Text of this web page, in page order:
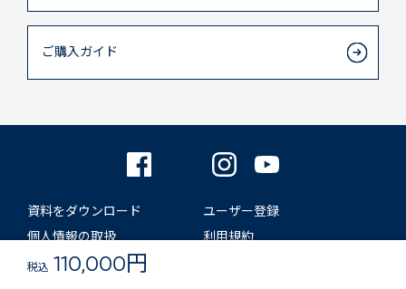
税込 110,000円
ご購入ガイド
資料をダウンロード
ユーザー登録
個人情報の取扱
利用規約
Copyright© Blueair AB & Sales On Demand Corporat